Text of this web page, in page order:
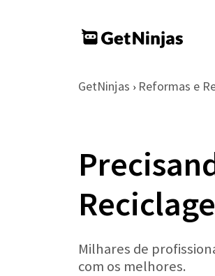
GetNinjas › Reformas e
Milhares de
com os melhores.